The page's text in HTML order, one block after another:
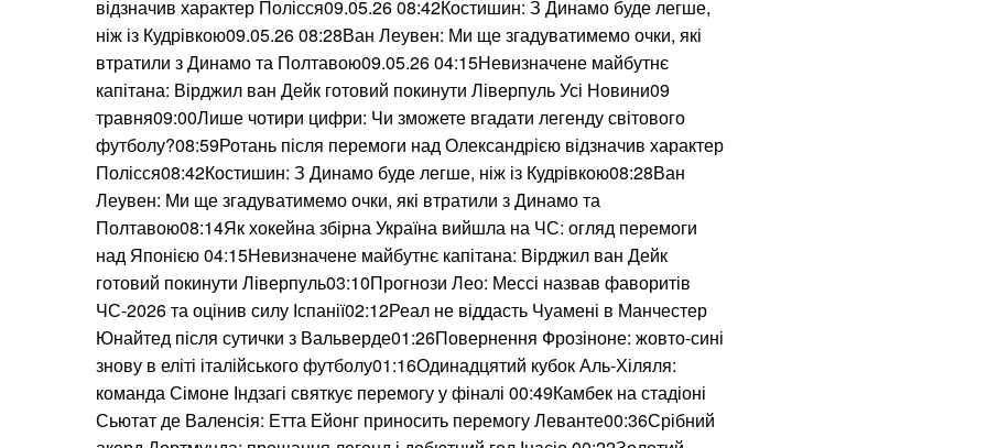
відзначив характер Полісся09.05.26 08:42Костишин: З Динамо буде легше,
ніж із Кудрівкою09.05.26 08:28Ван Леувен: Ми ще згадуватимемо очки, які
втратили з Динамо та Полтавою09.05.26 04:15Невизначене майбутнє
капітана: Вірджил ван Дейк готовий покинути Ліверпуль Усі Новини09
травня09:00Лише чотири цифри: Чи зможете вгадати легенду світового
футболу?08:59Ротань після перемоги над Олександрією відзначив характер
Полісся08:42Костишин: З Динамо буде легше, ніж із Кудрівкою08:28Ван
Леувен: Ми ще згадуватимемо очки, які втратили з Динамо та
Полтавою08:14Як хокейна збірна Україна вийшла на ЧС: огляд перемоги
над Японією 04:15Невизначене майбутнє капітана: Вірджил ван Дейк
готовий покинути Ліверпуль03:10Прогнози Лео: Мессі назвав фаворитів
ЧС-2026 та оцінив силу Іспанії02:12Реал не віддасть Чуамені в Манчестер
Юнайтед після сутички з Вальверде01:26Повернення Фрозіноне: жовто-сині
знову в еліті італійського футболу01:16Одинадцятий кубок Аль-Хіляля:
команда Сімоне Індзагі святкує перемогу у фіналі 00:49Камбек на стадіоні
Сьютат де Валенсія: Етта Ейонг приносить перемогу Леванте00:36Срібний